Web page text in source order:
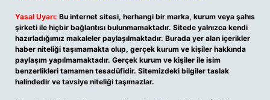
Yasal Uyarı: Bu internet sitesi, herhangi bir marka, kurum veya şahıs
şirketi ile hiçbir bağlantısı bulunmamaktadır. Sitede yalnızca kendi
hazırladığımız makaleler paylaşılmaktadır. Burada yer alan içerikler
haber niteliği taşımamakta olup, gerçek kurum ve kişiler hakkında
paylaşım yapılmamaktadır. Gerçek kurum ve kişiler ile isim
benzerlikleri tamamen tesadüfidir. Sitemizdeki bilgiler taslak
halindedir ve tavsiye niteliği taşımazlar.